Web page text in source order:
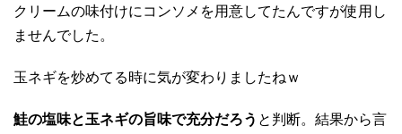
クリームの味付けにコンソメを用意してたんですが使用し
ませんでした。
玉ネギを炒めてる時に気が変わりましたねｗ
鮭の塩味と玉ネギの旨味で充分だろう と判断。結果から言